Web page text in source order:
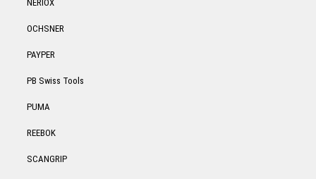
NERIOX
OCHSNER
PAYPER
PB Swiss Tools
PUMA
REEBOK
SCANGRIP